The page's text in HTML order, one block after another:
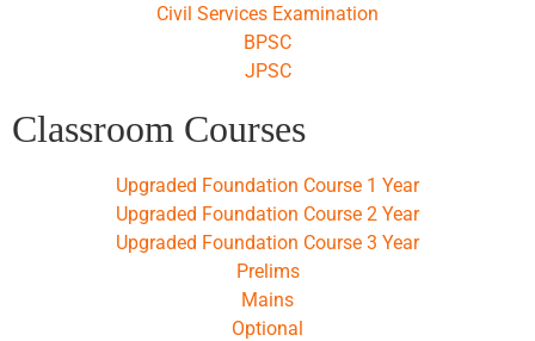
Civil Services Examination
BPSC
JPSC
Classroom Courses
Upgraded Foundation Course 1 Year
Upgraded Foundation Course 2 Year
Upgraded Foundation Course 3 Year
Prelims
Mains
Optional